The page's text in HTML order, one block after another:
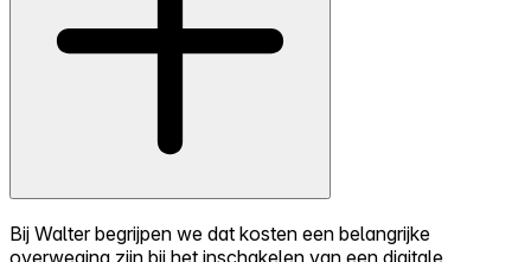
Bij Walter begrijpen we dat kosten een belangrijke
overweging zijn bij het inschakelen van een digitale